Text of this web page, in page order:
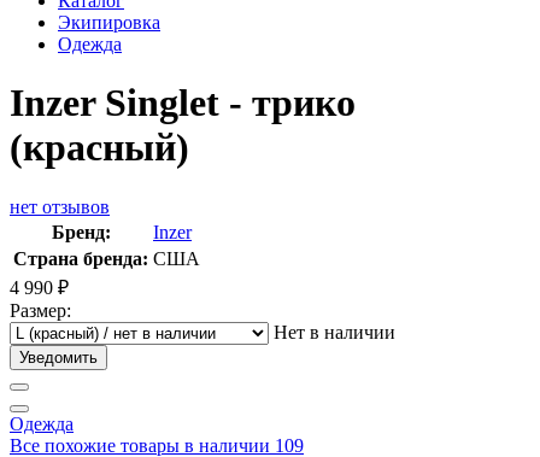
Экипировка
Одежда
Inzer Singlet - трико
(красный)
нет отзывов
Бренд:
Inzer
Страна бренда: США
4 990 ₽
Размер:
Нет в наличии
Уведомить
Одежда
Все похожие товары в наличии 109